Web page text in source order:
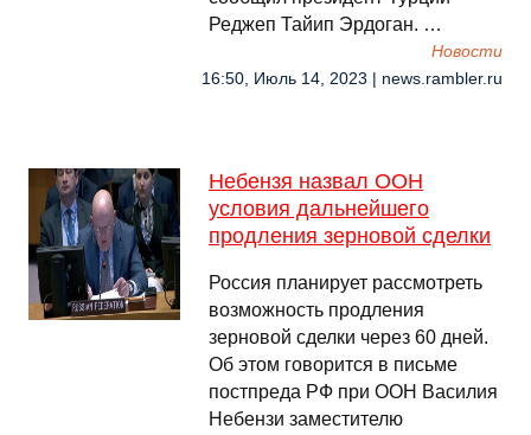
Реджеп Тайип Эрдоган. …
Новости
16:50, Июль 14, 2023 | news.rambler.ru
Небензя назвал ООН
условия дальнейшего
продления зерновой сделки
Россия планирует рассмотреть
возможность продления
зерновой сделки через 60 дней.
Об этом говорится в письме
постпреда РФ при ООН Василия
Небензи заместителю